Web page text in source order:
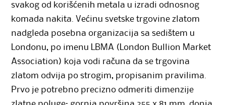
svakog od korišćenih metala u izradi odnosnog
komada nakita. Većinu svetske trgovine zlatom
nadgleda posebna organizacija sa sedištem u
Londonu, po imenu LBMA (London Bullion Market
Association) koja vodi računa da se trgovina
zlatom odvija po strogim, propisanim pravilima.
Prvo je potrebno precizno odmeriti dimenzije